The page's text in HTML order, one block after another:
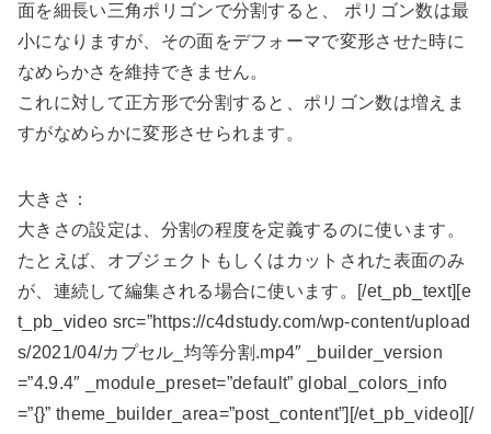
面を細長い三角ポリゴンで分割すると、 ポリゴン数は最
小になりますが、その面をデフォーマで変形させた時に
なめらかさを維持できません。
これに対して正方形で分割すると、ポリゴン数は増えま
すがなめらかに変形させられます。
大きさ：
大きさの設定は、分割の程度を定義するのに使います。
たとえば、オブジェクトもしくはカットされた表面のみ
が、連続して編集される場合に使います。[/et_pb_text][e
t_pb_video src=”https://c4dstudy.com/wp-content/upload
s/2021/04/カプセル_均等分割.mp4″ _builder_version
=”4.9.4″ _module_preset=”default” global_colors_info
=”{}” theme_builder_area=”post_content”][/et_pb_video][/